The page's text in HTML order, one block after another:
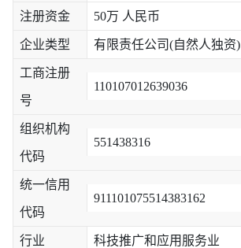
注册资金 50万 人民币
企业类型 有限责任公司(自然人独资)
工商注册
号
110107012639036
组织机构
代码
551438316
统一信用
代码
911101075514383162
行业 科技推广和应用服务业